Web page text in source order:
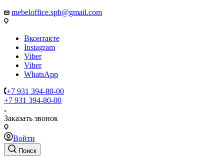
mebeloffice.spb@gmail.com
Вконтакте
Instagram
Viber
Viber
WhatsApp
+7 931 394-80-00
+7 931 394-80-00
Заказать звонок
Войти
Поиск